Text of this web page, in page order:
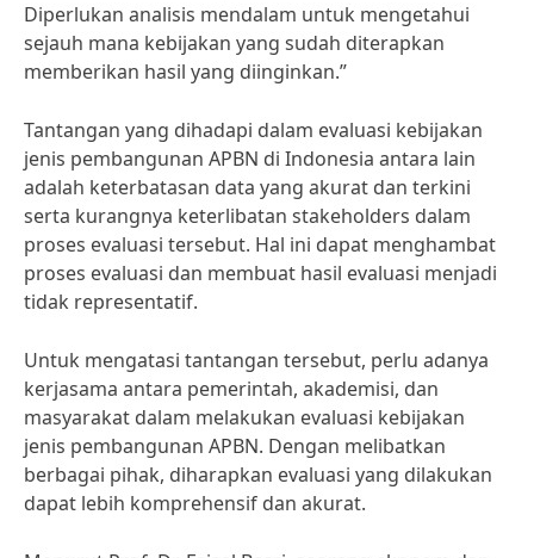
Diperlukan analisis mendalam untuk mengetahui
sejauh mana kebijakan yang sudah diterapkan
memberikan hasil yang diinginkan.”
Tantangan yang dihadapi dalam evaluasi kebijakan
jenis pembangunan APBN di Indonesia antara lain
adalah keterbatasan data yang akurat dan terkini
serta kurangnya keterlibatan stakeholders dalam
proses evaluasi tersebut. Hal ini dapat menghambat
proses evaluasi dan membuat hasil evaluasi menjadi
tidak representatif.
Untuk mengatasi tantangan tersebut, perlu adanya
kerjasama antara pemerintah, akademisi, dan
masyarakat dalam melakukan evaluasi kebijakan
jenis pembangunan APBN. Dengan melibatkan
berbagai pihak, diharapkan evaluasi yang dilakukan
dapat lebih komprehensif dan akurat.